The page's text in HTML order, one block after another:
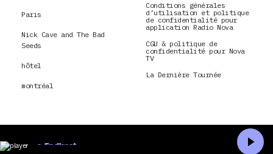
Paris
Nick Cave and The Bad
Seeds
hôtel
montréal
Conditions générales
d’utilisation et politique
de confidentialité pour
application Radio Nova
CGU & politique de
confidentialité pour Nova
TV
La Dernière Tournée
En direct